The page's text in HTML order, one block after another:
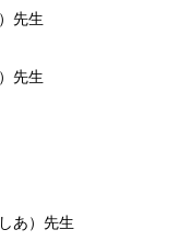
先生
先生
あ）先生